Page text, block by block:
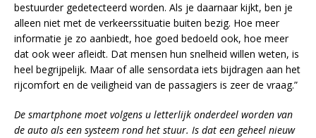
bestuurder gedetecteerd worden. Als je daarnaar kijkt, ben je
alleen niet met de verkeerssituatie buiten bezig. Hoe meer
informatie je zo aanbiedt, hoe goed bedoeld ook, hoe meer
dat ook weer afleidt. Dat mensen hun snelheid willen weten, is
heel begrijpelijk. Maar of alle sensordata iets bijdragen aan het
rijcomfort en de veiligheid van de passagiers is zeer de vraag.”
De smartphone moet volgens u letterlijk onderdeel worden van
de auto als een systeem rond het stuur. Is dat een geheel nieuw